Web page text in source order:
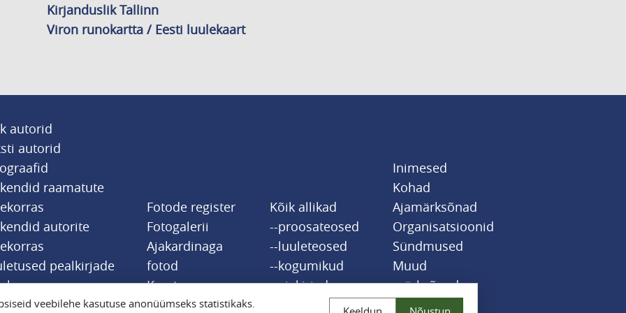
Kirjanduslik Tallinn
Viron runokartta / Eesti luulekaart
autorid
autorid
raamatute
autorite
pealkirjade
Fotode register
Fotogalerii
Ajakardinaga
fotod
Kaart
Kõik allikad
--proosateosed
--luuleteosed
--kogumikud
--ajakirjad
Inimesed
Kohad
Ajamärksõnad
Organisatsioonid
Sündmused
Muud
märksõnad
veebilehe kasutuse anonüümseks statistikaks.